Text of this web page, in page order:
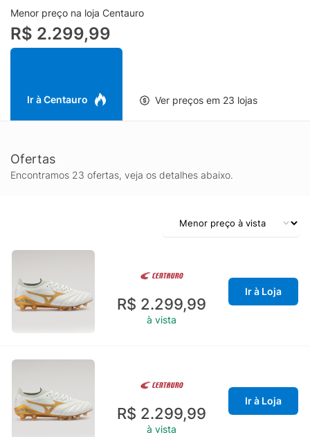
O cabedal da Mizuno Morelia Neo IV Japan prioriza toque
macio e controle refinado, ajudando em domínios, passes e
finalizações com mais confiança. O design é pensado para
reduzir peso e melhorar a responsividade, enquanto o solado
equilíbrio em acelerações, frenagens e giros. Ideal para atletas
Menor preço na loja Centauro
R$ 2.299,99
Ir à Centauro Ver preços em 23 lojas
Ofertas
Encontramos 23 ofertas, veja os detalhes abaixo.
R$ 2.299,99
à vista
Ir à Loja
R$ 2.299,99
à vista
Ir à Loja